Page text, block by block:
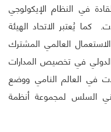
في النظام الإيكولوجي
كما يُعتبر الاتحاد الهيئة
العالمي المشترك
الدولي في تخصيص المدارات
في العالم النامي ووضع
السلس لمجموعة أنظمة